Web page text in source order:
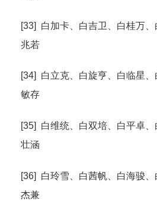
[33] 白加卡、白吉卫、白桂万
兆若
[34] 白立克、白旋亨、白临星
敏存
[35] 白维统、白双培、白平卓
壮涵
[36] 白玲雪、白茜帆、白海骏
杰兼